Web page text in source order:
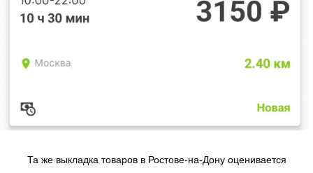
Та же выкладка товаров в Ростове-на-Дону оценивается